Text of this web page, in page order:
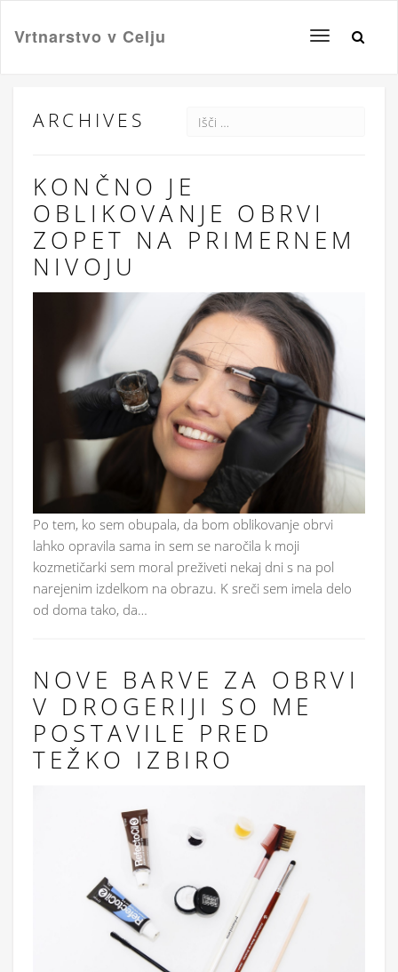
Toggle
Vrtnarstvo v Celju
ARCHIVES
KONČNO JE
OBLIKOVANJE OBRVI
ZOPET NA PRIMERNEM
NIVOJU
Po tem, ko sem obupala, da bom oblikovanje obrvi
lahko opravila sama in sem se naročila k moji
kozmetičarki sem moral preživeti nekaj dni s na pol
narejenim izdelkom na obrazu. K sreči sem imela delo
od doma tako, da…
NOVE BARVE ZA OBRVI
V DROGERIJI SO ME
POSTAVILE PRED
TEŽKO IZBIRO